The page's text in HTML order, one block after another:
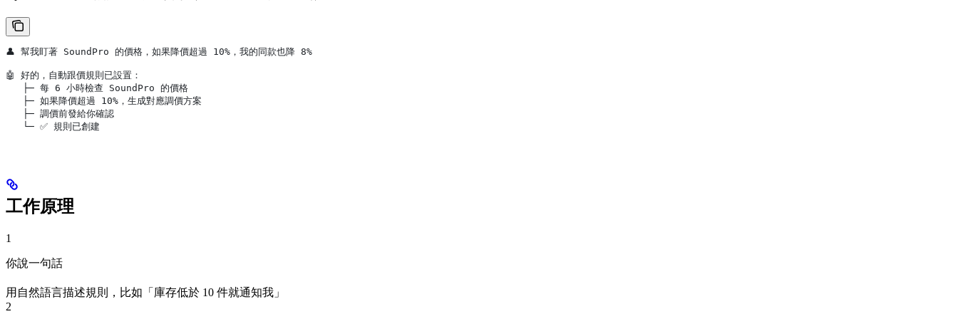
👤 幫我盯著 SoundPro 的價格，如果降價超過 10%，我的同款也降 8%
🤖 好的，自動跟價規則已設置：
   ├─ 每 6 小時檢查 SoundPro 的價格
   ├─ 如果降價超過 10%，生成對應調價方案
   ├─ 調價前發給你確認
   └─ ✅ 規則已創建
工作原理
1
你說一句話
用自然語言描述規則，比如「庫存低於 10 件就通知我」
2